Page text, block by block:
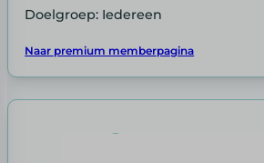
Doelgroep: Iedereen
Naar premium memberpagina